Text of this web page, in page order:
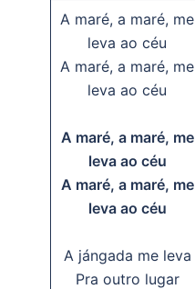
A maré, a maré, me
leva ao céu
A maré, a maré, me
leva ao céu
A maré, a maré, me
leva ao céu
A maré, a maré, me
leva ao céu
A jángada me leva
Pra outro lugar